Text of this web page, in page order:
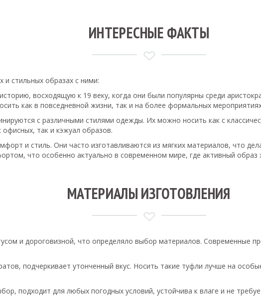
ИНТЕРЕСНЫЕ ФАКТЫ
и стильных образах с ними:
восходящую к 19 веку, когда они были популярны среди
как в повседневной жизни, так и на более формальных
с различными стилями одежды. Их можно носить как с
так и кэжуал образов.
и стиль. Они часто изготавливаются из мягких материалов, что
что особенно актуально в современном мире, где активный образ
МАТЕРИАЛЫ ИЗГОТОВЛЕНИЯ
и дороговизной, что определяло выбор материалов. Современные
подчеркивает утонченный вкус. Носить такие туфли лучше на
подходит для любых погодных условий, устойчива к влаге и не